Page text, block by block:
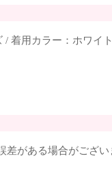
着用カラー：ホワイト
がある場合がござい